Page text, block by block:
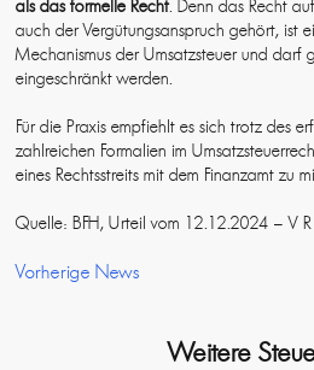
als das formelle Recht. Denn das Recht
auch der Vergütungsanspruch gehört, ist
Mechanismus der Umsatzsteuer und darf
eingeschränkt werden.
Für die Praxis empfiehlt es sich trotz des
zahlreichen Formalien im
eines Rechtsstreits mit dem Finanzamt zu
Quelle: BFH, Urteil vom 12.12.2024 – V
Vorherige News
Weitere